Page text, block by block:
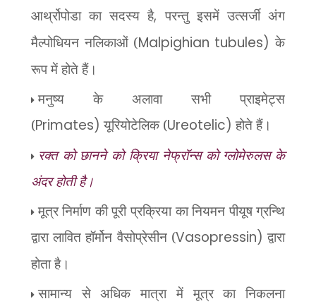
आर्थ्रोपोडा का सदस्य है, परन्तु इसमें उत्सर्जी अंग
मैल्पोधियन नलिकाओं (Malpighian tubules)के
रूप में होते हैं।
मनुष्य के अलावा सभी प्राइमेट्स
(Primates) यूरियोटेलिक (Ureotelic) होते हैं।
रक्त को छानने को क्रिया नेफ्रॉन्स को ग्लोमेरुलस के
अंदर होती है।
मूत्र निर्माण की पूरी प्रक्रिया का नियमन पीयूष ग्रन्थि
द्वारा लावित हॉर्मोन वैसोप्रेसीन (Vasopressin)द्वारा
होता है।
सामान्य से अधिक मात्रा में मूत्र का निकलना